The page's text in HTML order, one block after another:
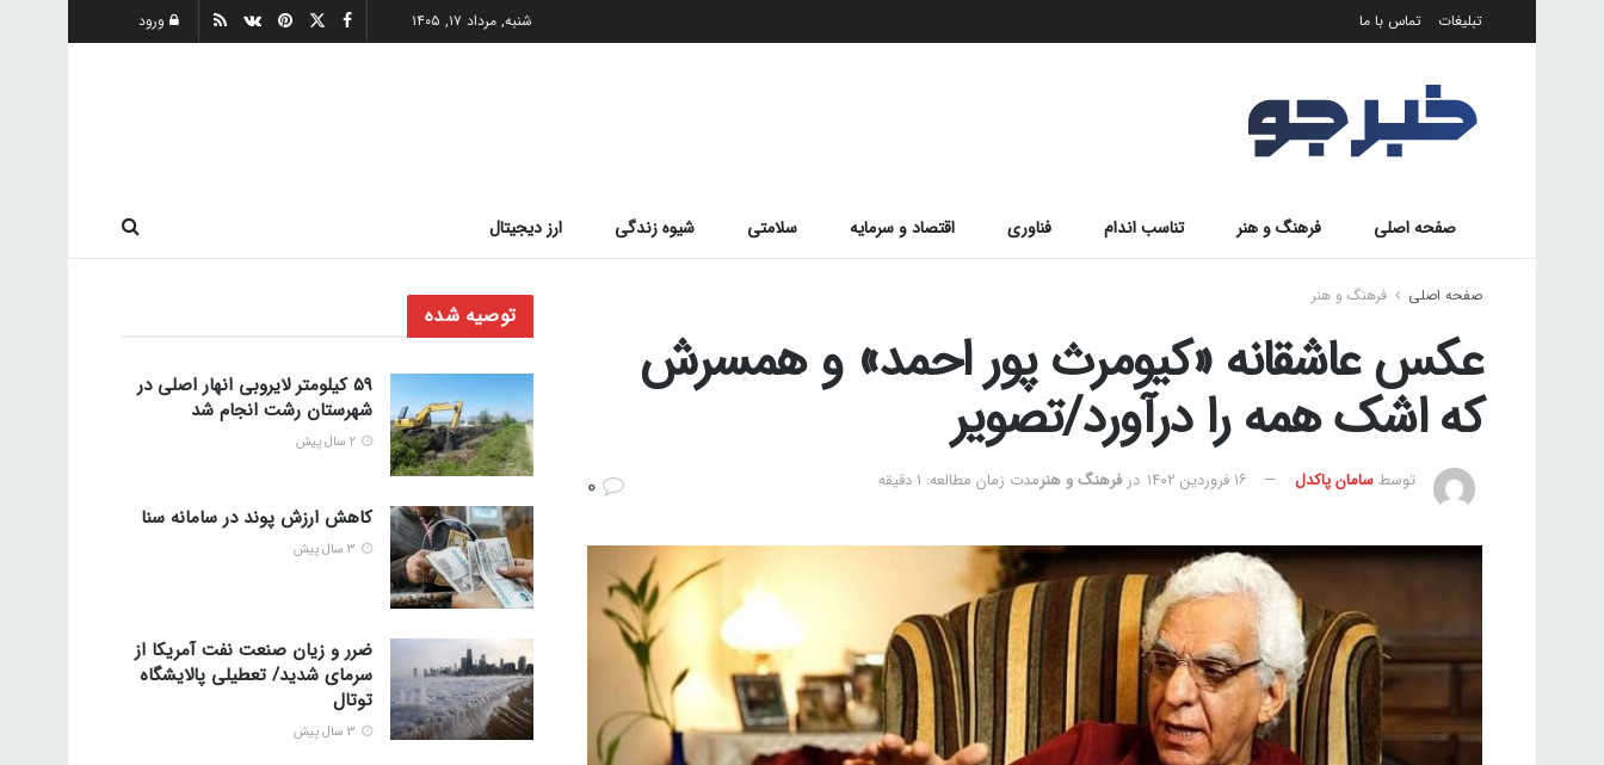
تبلیغات تماس با ما شنبه, مرداد ۱۷, ۱۴۰۵ ورود
صفحه اصلی فرهنگ و هنر تناسب اندام فناوری اقتصاد و سرمایه سلامتی شیوه زندگی ارز دیجیتال
صفحه اصلی فرهنگ و هنر
عکس عاشقانه «کیومرث پور احمد» و همسرش
که اشک همه را درآورد/تصویر
توسطسامان پاکدل ۱۶ فروردین ۱۴۰۲ در فرهنگ و هنرمدت زمان مطالعه: 1 دقیقه
توصیه شده
59 کیلومتر لایروبی انهار اصلی در
شهرستان رشت انجام شد
کاهش ارزش پوند در سامانه سنا
ضرر و زیان صنعت نفت آمریکا از
سرمای شدید/ تعطیلی پالایشگاه
توتال